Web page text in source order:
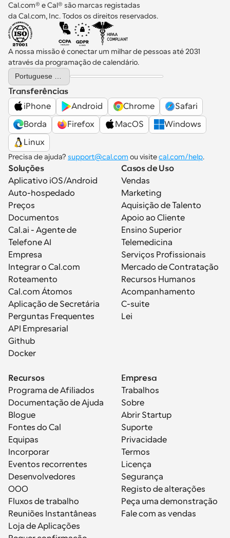
Cal.com® e Cal® são marcas registadas
da Cal.com, Inc. Todos os direitos reservados.
A nossa missão é conectar um milhar de pessoas até 2031
através da programação de calendário.
Select Language
Transferências
iPhone
Android Chrome
Safari
Borda
Firefox MacOS
Windows
Linux
Precisa de ajuda? support@cal.com ou visite cal.com/help.
Soluções
Aplicativo iOS/Android
Auto-hospedado
Preços
Documentos
Cal.ai - Agente de
Telefone AI
Empresa
Integrar o Cal.com
Roteamento
Cal.com Átomos
Aplicação de Secretária
Perguntas Frequentes
API Empresarial
Github
Docker
Casos de Uso
Vendas
Marketing
Aquisição de Talento
Apoio ao Cliente
Ensino Superior
Telemedicina
Serviços Profissionais
Mercado de Contratação
Recursos Humanos
Acompanhamento
C-suite
Lei
Recursos
Programa de Afiliados
Documentação de Ajuda
Blogue
Fontes do Cal
Equipas
Incorporar
Eventos recorrentes
Desenvolvedores
OOO
Fluxos de trabalho
Reuniões Instantâneas
Loja de Aplicações
Empresa
Trabalhos
Sobre
Abrir Startup
Suporte
Privacidade
Termos
Licença
Segurança
Registo de alterações
Peça uma demonstração
Fale com as vendas